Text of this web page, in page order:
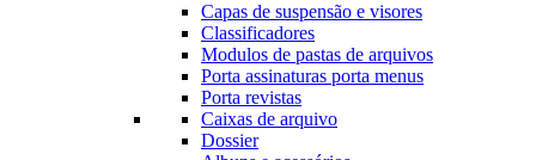
Capas de suspensão e visores
Classificadores
Modulos de pastas de arquivos
Porta assinaturas porta menus
Porta revistas
Caixas de arquivo
Dossier